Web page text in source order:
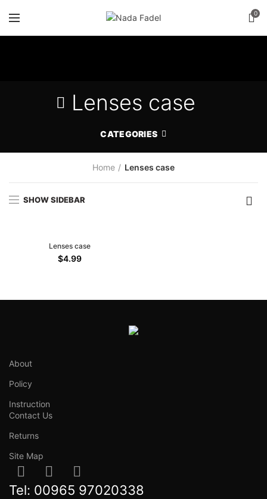
0
Lenses case
CATEGORIES
Home Lenses case
SHOW SIDEBAR
Lenses case
$4.99
About
Policy
Instruction
Contact Us
Returns
Site Map
Tel: 00965 97020338